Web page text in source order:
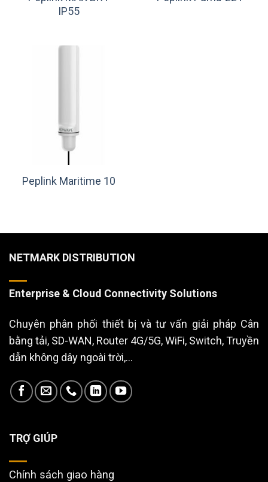
IP55
Peplink Maritime 10
NETMARK DISTRIBUTION
Enterprise & Cloud Connectivity Solutions
Chuyên phân phối thiết bị và tư vấn giải pháp Cân
bằng tải, SD-WAN, Router 4G/5G, WiFi, Switch, Truyền
dẫn không dây ngoài trời,...
TRỢ GIÚP
Chính sách giao hàng